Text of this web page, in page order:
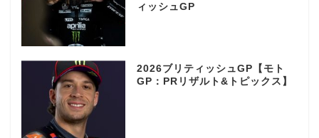
ィッシュGP
2026ブリティッシュGP【モト
GP：PRリザルト&トピックス】